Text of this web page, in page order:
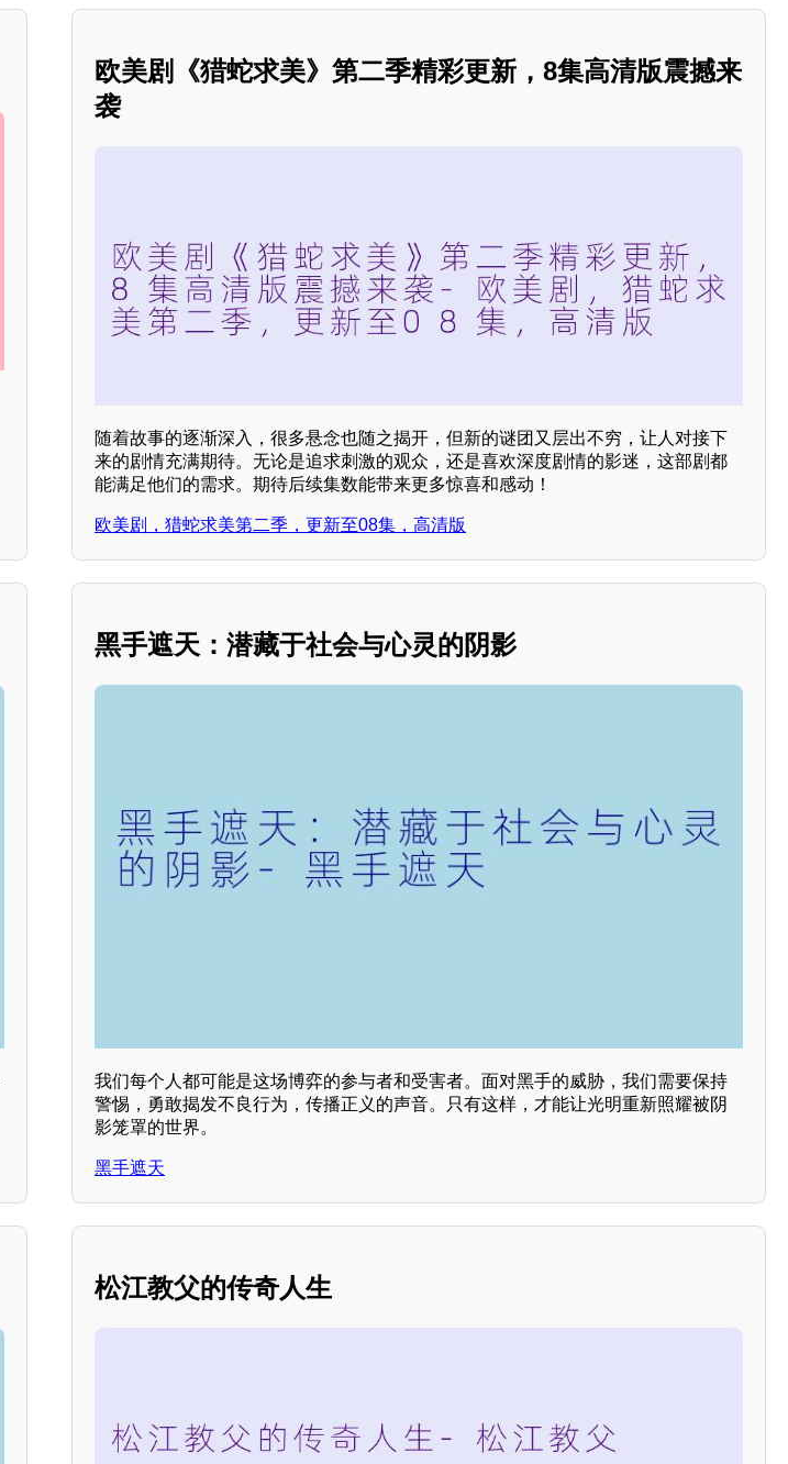
欧美剧《猎蛇求美》第二季精彩更新，8集高清版震撼来
袭
随着故事的逐渐深入，很多悬念也随之揭开，但新的谜团又层出不穷，让人对接下
来的剧情充满期待。无论是追求刺激的观众，还是喜欢深度剧情的影迷，这部剧都
能满足他们的需求。期待后续集数能带来更多惊喜和感动！
欧美剧，猎蛇求美第二季，更新至08集，高清版
黑手遮天：潜藏于社会与心灵的阴影
我们每个人都可能是这场博弈的参与者和受害者。面对黑手的威胁，我们需要保持
警惕，勇敢揭发不良行为，传播正义的声音。只有这样，才能让光明重新照耀被阴
影笼罩的世界。
黑手遮天
松江教父的传奇人生